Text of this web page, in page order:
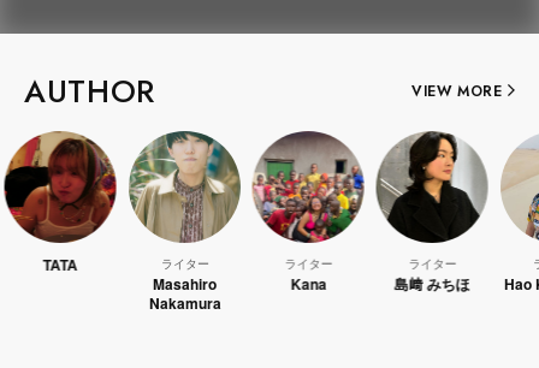
AUTHOR VIEW MORE
Nakamura
島﨑 みちほ Hao Kanayama